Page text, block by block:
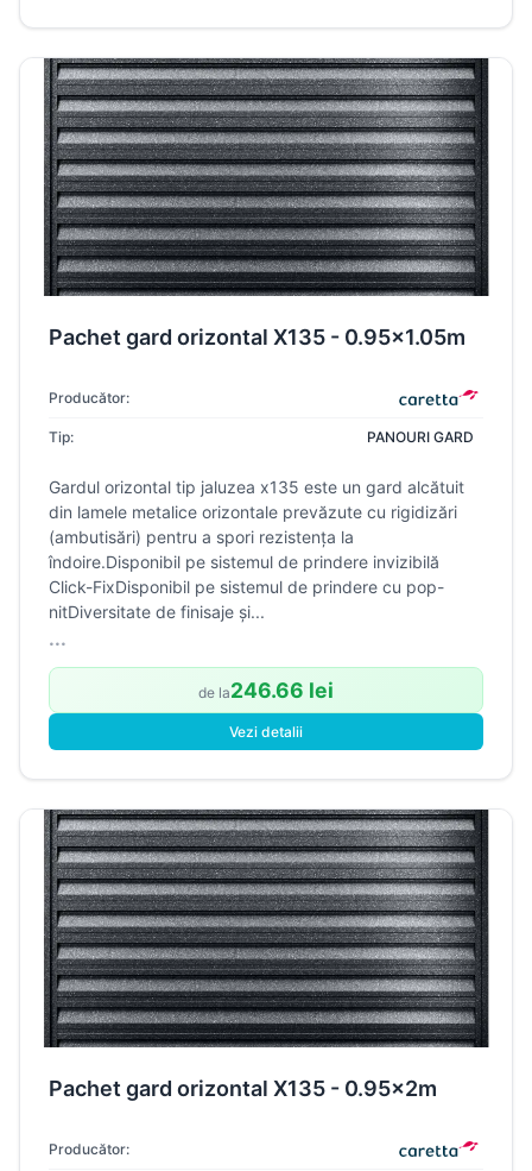
Pachet gard orizontal X135 - 0.95x1.05m
Producător:
Tip: PANOURI GARD
Gardul orizontal tip jaluzea x135 este un gard alcătuit
din lamele metalice orizontale prevăzute cu rigidizări
(ambutisări) pentru a spori rezistența la
îndoire.Disponibil pe sistemul de prindere invizibilă
Click-FixDisponibil pe sistemul de prindere cu pop-
nitDiversitate de finisaje și...
...
de la246.66 lei
Vezi detalii
Pachet gard orizontal X135 - 0.95x2m
Producător: